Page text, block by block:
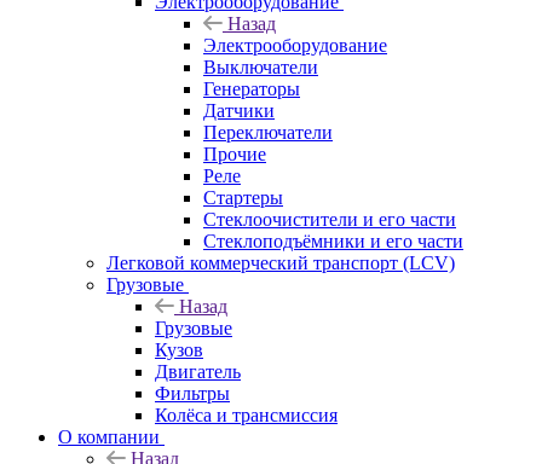
Назад
Электрооборудование
Выключатели
Генераторы
Датчики
Переключатели
Прочие
Реле
Стартеры
Стеклоочистители и его части
Стеклоподъёмники и его части
Легковой коммерческий транспорт (LCV)
Грузовые
Назад
Грузовые
Кузов
Двигатель
Фильтры
Колёса и трансмиссия
О компании
Назад